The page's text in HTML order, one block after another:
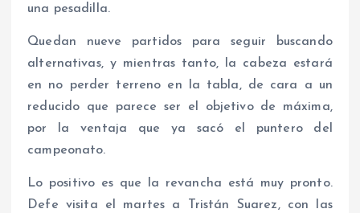
una pesadilla.
Quedan nueve partidos para seguir buscando
alternativas, y mientras tanto, la cabeza estará
en no perder terreno en la tabla, de cara a un
reducido que parece ser el objetivo de máxima,
por la ventaja que ya sacó el puntero del
campeonato.
Lo positivo es que la revancha está muy pronto.
Defe visita el martes a Tristán Suarez, con las